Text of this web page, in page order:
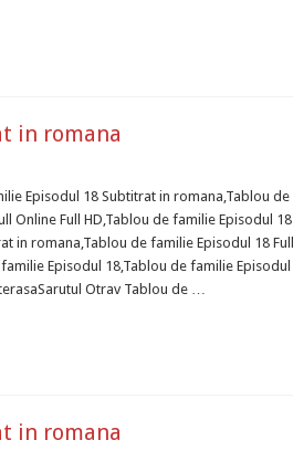
in romana
Episodul 18 Subtitrat in romana,Tablou de
Online Full HD,Tablou de familie Episodul 18
in romana,Tablou de familie Episodul 18 Full
Episodul 18,Tablou de familie Episodul
Otrav Tablou de …
in romana